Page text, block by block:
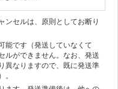
ンセルは、原則としてお断り
能です（発送していなくて
ルができません。なお、発送
異なりますので、既に発送準
。